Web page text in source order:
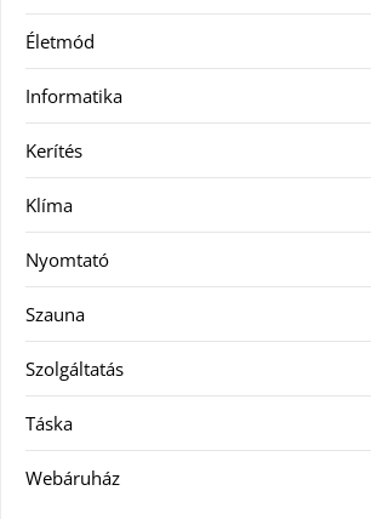
Életmód
Informatika
Kerítés
Klíma
Nyomtató
Szauna
Szolgáltatás
Táska
Webáruház